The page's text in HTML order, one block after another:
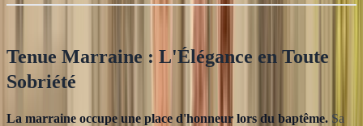
Tenue Marraine : L'Élégance en Toute
Sobriété
La marraine occupe une place d'honneur lors du baptême. Sa